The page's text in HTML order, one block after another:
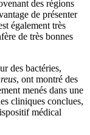
des régions
de présenter
également très
de très bonnes
des bactéries,
, ont montré des
menés dans une
cliniques conclues,
médical